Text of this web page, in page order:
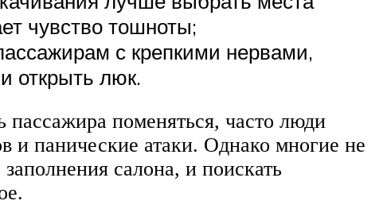
чувство тошноты;
с крепкими нервами,
открыть люк.
пассажира поменяться, часто люди
и панические атаки. Однако многие не
салона, и поискать